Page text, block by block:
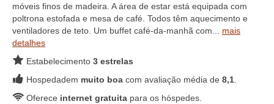
móveis finos de madeira. A área de estar está equipada com
poltrona estofada e mesa de café. Todos têm aquecimento e
ventiladores de teto. Um buffet café-da-manhã com... mais
detalhes
Estabelecimento 3 estrelas
Hospedadem muito boa com avaliação média de 8,1.
Oferece internet gratuita para os hóspedes.